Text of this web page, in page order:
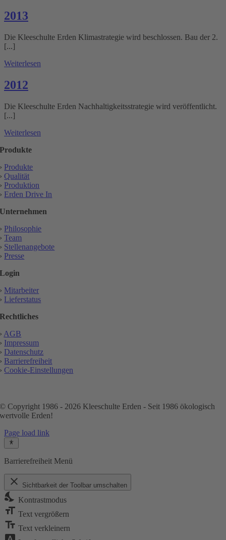
2013
Die Kleeschulte Erden Klimastrategie wird beschlossen. Bau der 2.
[...]
Weiterlesen
2012
Die Kleeschulte Erden Nachhaltigkeitsstrategie wird veröffentlicht.
[...]
Weiterlesen
Produkte
› Produkte
›Qualität
› Produktion
› Erden Drive In
Unternehmen
› Philosophie
›Team
› Stellenangebote
› Presse
Login
› Mitarbeiter
› Lieferstatus
Rechtliches
› AGB
› Impressum
› Datenschutz
› Barrierefreiheit
›Cookie-Einstellungen
© Copyright 1986 - 2026 Kleeschulte Erden - Seit 1986 ökologisch
wertvolle Erden!
Page load link
Barrierefreiheit Menü
close Sichtbarkeit der Toolbar umschalten
nights_stay Kontrastmodus
format_size Text vergrößern
text_fields Text verkleinern